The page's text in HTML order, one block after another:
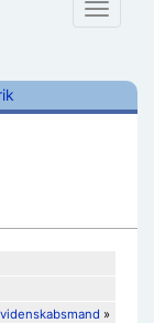
Toggle
»